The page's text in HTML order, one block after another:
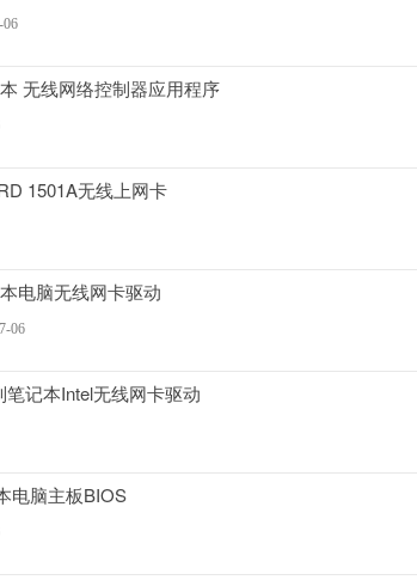
06
无线网络控制器应用程序
1501A无线上网卡
电脑无线网卡驱动
06
记本Intel无线网卡驱动
电脑主板BIOS